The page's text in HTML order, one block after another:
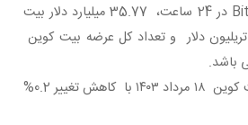
در 24 ساعت، 35.77 میلیارد دلار بیت
تریلیون دلار و تعداد کل عرضه بیت کوین
امروز پنج شنبه ارزش بیت کوین ۱۸ مرداد ۱۴۰۳ با کاهش تغییر 0.2%